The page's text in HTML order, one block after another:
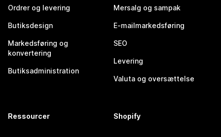
Ordrer og levering
Butiksdesign
Markedsføring og
konvertering
Butiksadministration
Mersalg og sampak
E-mailmarkedsføring
SEO
Levering
Valuta og oversættelse
Ressourcer Shopify